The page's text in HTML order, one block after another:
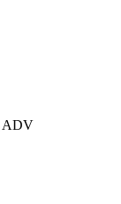
ADV